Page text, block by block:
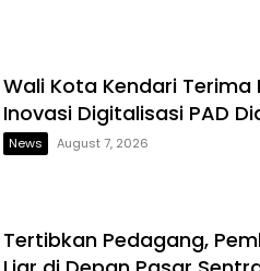
Wali Kota Kendari
Inovasi Digitalisasi PAD
News August 7, 2026
Tertibkan Pedagang,